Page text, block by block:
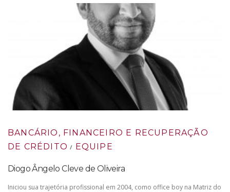
BANCÁRIO, FINANCEIRO E RECUPERAÇÃO
DE CRÉDITO / EQUIPE
Diogo Ângelo Cleve de Oliveira
Iniciou sua trajetória profissional em 2004, como office boy na Matriz do